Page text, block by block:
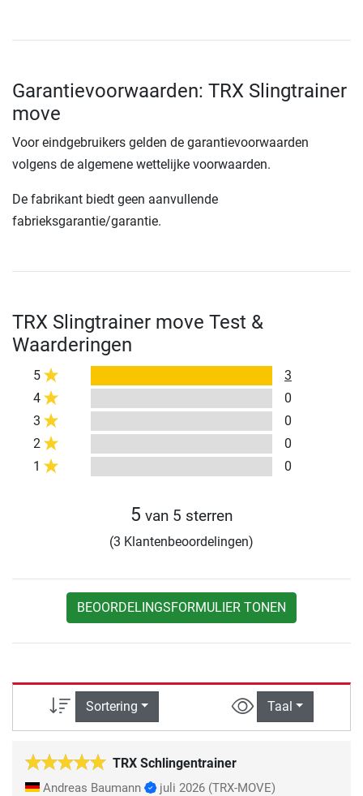
Garantievoorwaarden: TRX Slingtrainer
move
Voor eindgebruikers gelden de garantievoorwaarden
volgens de algemene wettelijke voorwaarden.
De fabrikant biedt geen aanvullende
fabrieksgarantie/garantie.
TRX Slingtrainer move Test &
Waarderingen
5
3
4
0
3
0
2
0
1
0
5 van 5 sterren
(3 Klantenbeoordelingen)
BEOORDELINGSFORMULIER TONEN
Sortering Taal
TRX Schlingentrainer
Andreas Baumann juli 2026 (TRX-MOVE)